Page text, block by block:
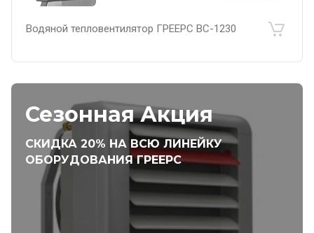
Водяной тепловентилятор ГРЕЕРС ВС-1230
Сезонная Акция
СКИДКА 20% НА ВСЮ ЛИНЕЙКУ
ОБОРУДОВАНИЯ ГРЕЕРС